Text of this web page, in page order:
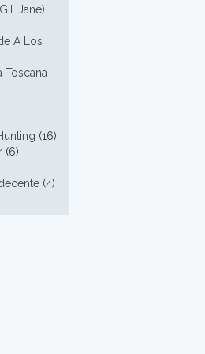
Jane)
A Los
Toscana
(16)
(6)
(4)